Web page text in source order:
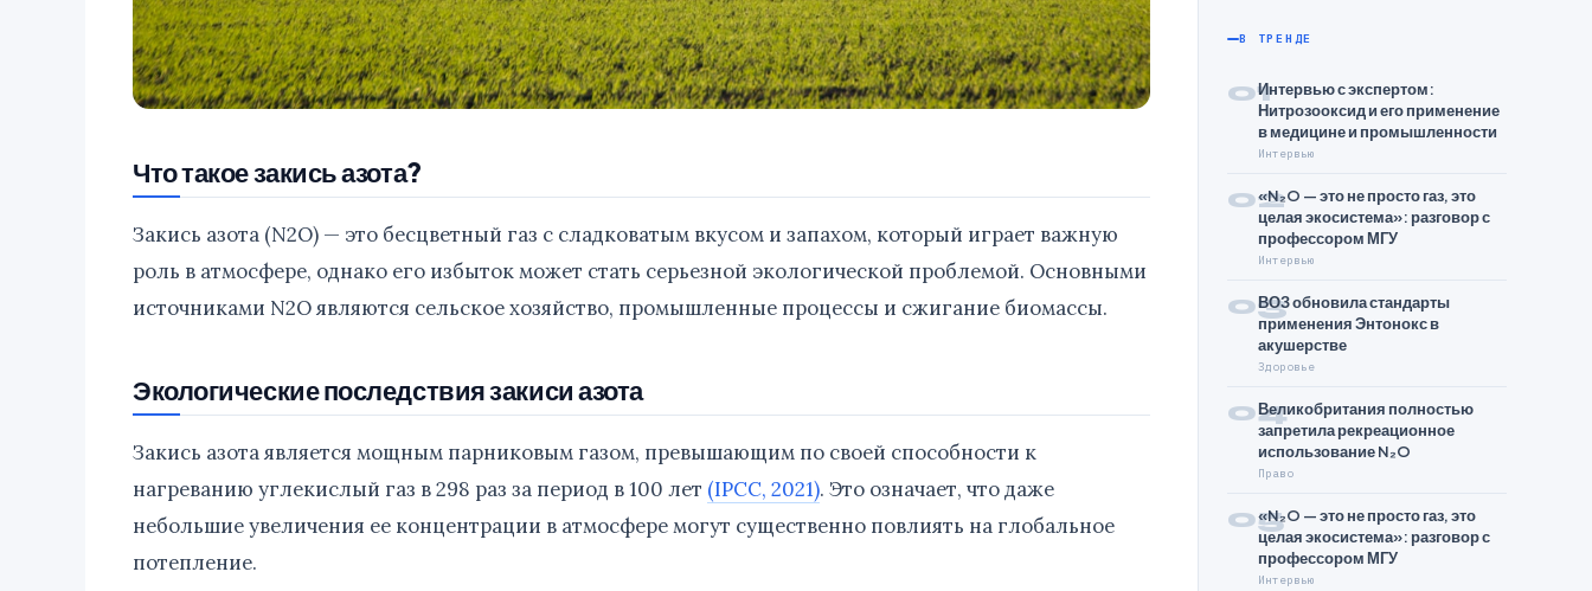
Что такое закись азота?
Закись азота (N2O) — это бесцветный газ с сладковатым вкусом и запахом, который играет важную
роль в атмосфере, однако его избыток может стать серьезной экологической проблемой. Основными
источниками N2O являются сельское хозяйство, промышленные процессы и сжигание биомассы.
Экологические последствия закиси азота
Закись азота является мощным парниковым газом, превышающим по своей способности к
нагреванию углекислый газ в 298 раз за период в 100 лет (IPCC, 2021). Это означает, что даже
небольшие увеличения ее концентрации в атмосфере могут существенно повлиять на глобальное
потепление.
В ТРЕНДЕ
01Интервью с экспертом:
Нитрозооксид и его применение
в медицине и промышленности
Интервью
02«N₂O — это не просто газ, это
целая экосистема»: разговор с
профессором МГУ
Интервью
03ВОЗ обновила стандарты
применения Энтонокс в
акушерстве
Здоровье
04Великобритания полностью
запретила рекреационное
использование N₂O
Право
05«N₂O — это не просто газ, это
целая экосистема»: разговор с
профессором МГУ
Интервью